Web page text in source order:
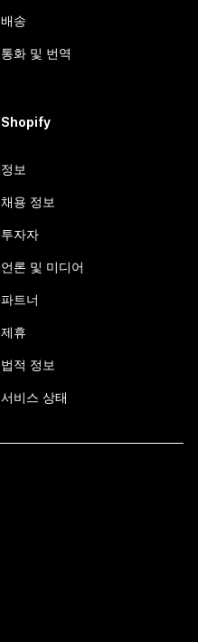
배송
통화 및 번역
Shopify
정보
채용 정보
투자자
언론 및 미디어
파트너
제휴
법적 정보
서비스 상태